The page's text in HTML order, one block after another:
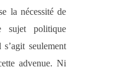
la nécessité de
sujet politique
seulement
advenue. Ni